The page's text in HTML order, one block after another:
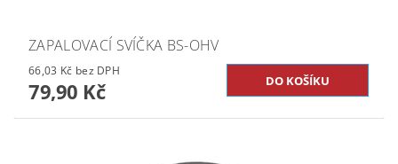
ZAPALOVACÍ SVÍČKA BS-OHV
66,03 Kč bez DPH
79,90 Kč